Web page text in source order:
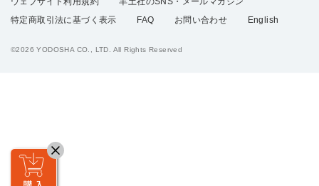
特定商取引法に基づく表示
FAQ お問い合わせ English
©2026 YODOSHA CO., LTD. All Rights Reserved